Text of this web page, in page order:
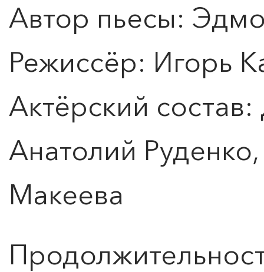
Автор пьесы:
Режиссёр: Игорь
Актёрский
Анатолий
Макеева